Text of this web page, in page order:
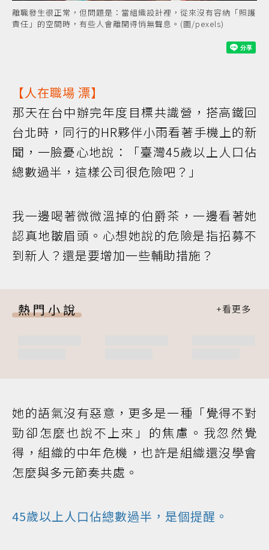
離職發生很正常，但問題是：當組織設計裡，從來沒有容納「照護
責任」的空間時，有些人會離開得悄無聲息。(圖/pexels)
【人在職場 漂】
那天在台中辦完年度目標共識營，搭高鐵回
台北時，同行的HR夥伴小雨看著手機上的新
聞，一臉憂心地說：「臺灣45歲以上人口佔
總數過半，這樣公司很危險吧？」
我一邊喝著微微溫掉的伯爵茶，一邊看著她
認真地皺眉頭。心想她說的危險是指招募不
到新人？還是要增加一些輔助措施？
熱門小說
她的語氣沒有惡意，更多是一種「覺得不對
勁卻怎麼也說不上來」的焦慮。我忽然覺
得，組織的中年危機，也許是組織還沒學會
怎麼與多元節奏共處。
45歲以上人口佔總數過半，是個提醒。